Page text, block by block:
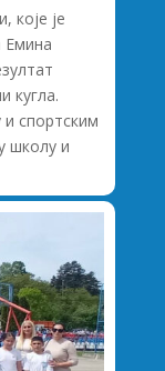
које је
Емина
кугла.
спортским
школу и